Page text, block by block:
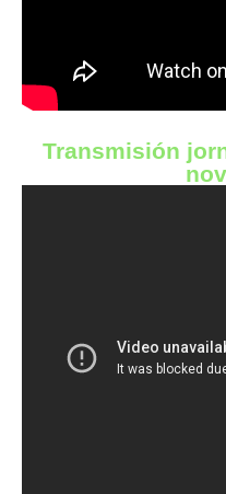
Transmisión